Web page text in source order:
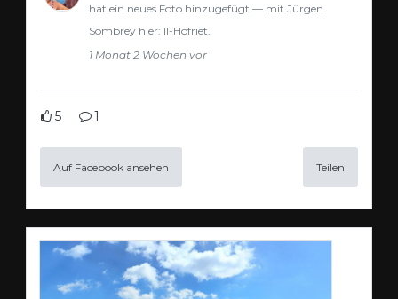
hat ein neues Foto hinzugefügt — mit Jürgen
Sombrey hier: Il-Hofriet.
1 Monat 2 Wochen vor
5 1
Auf Facebook ansehen Teilen